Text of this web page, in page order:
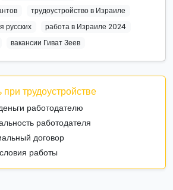
трудоустройство в Израиле
русских
работа в Израиле 2024
вакансии Гиват Зеев
при трудоустройстве
работодателю
работодателя
договор
работы